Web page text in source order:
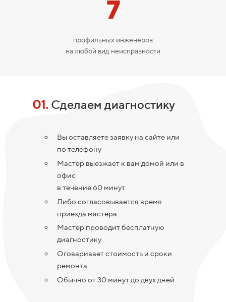
7
профильных инженеров
на любой вид неисправности
01. Сделаем диагностику
Вы оставляете заявку на сайте или
по телефону
Мастер выезжает к вам домой или в
офис
в течение 60 минут
Либо согласовывается время
приезда мастера
Мастер проводит бесплатную
диагностику
Оговаривает стоимость и сроки
ремонта
Обычно от 30 минут до двух дней